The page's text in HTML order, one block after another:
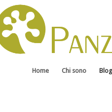
Home Chi sono Blog